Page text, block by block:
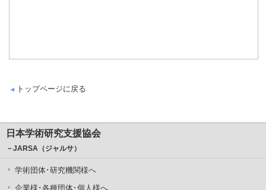
トップページに戻る
日本学術研究支援協会
－JARSA（ジャルサ）
学術団体･研究機関様へ
企業様･各種団体･個人様へ